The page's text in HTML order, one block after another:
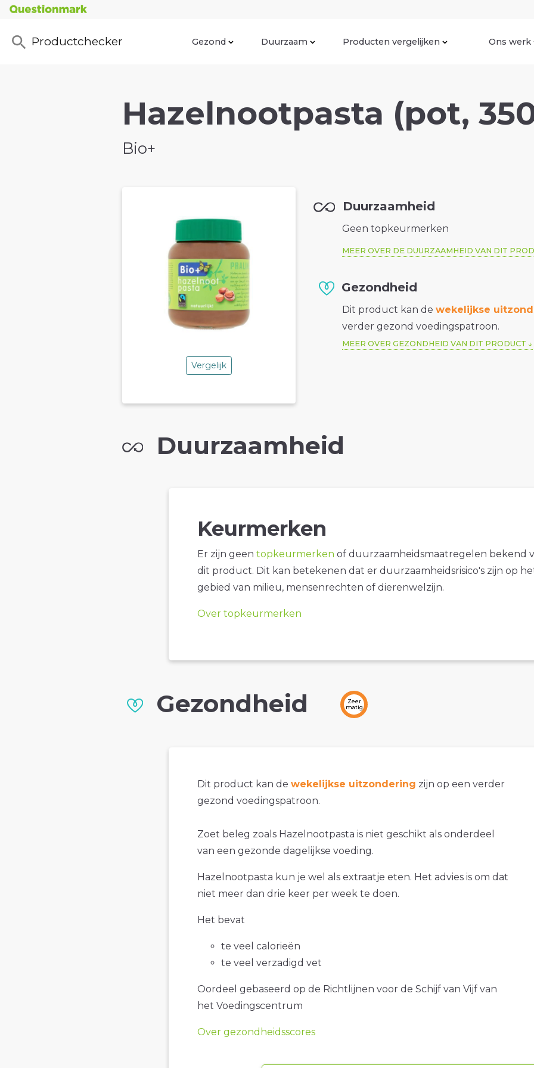
Productchecker Gezond Duurzaam Producten vergelijken Ons werk
Hazelnootpasta (pot,
Bio+
Vergelijk
Duurzaamheid
Geen topkeurmerken
MEER OVER DE DUURZAAMHEID VAN DIT
Gezondheid
Dit product kan dewekelijkse
verder gezond voedingspatroon.
MEER OVER GEZONDHEID VAN DIT PRODUCT
Duurzaamheid
Keurmerken
Er zijn geen topkeurmerken of duurzaamheidsmaatregelen bekend
dit product. Dit kan betekenen dat er duurzaamheidsrisico's zijn op
gebied van milieu, mensenrechten of dierenwelzijn.
Over topkeurmerken
Gezondheid
Zeer
matig
Dit product kan de wekelijkse uitzondering zijn op een verder
gezond voedingspatroon.
Zoet beleg zoals Hazelnootpasta is niet geschikt als onderdeel
van een gezonde dagelijkse voeding.
Hazelnootpasta kun je wel als extraatje eten. Het advies is om dat
niet meer dan drie keer per week te doen.
Het bevat
te veel calorieën
te veel verzadigd vet
Oordeel gebaseerd op de Richtlijnen voor de Schijf van Vijf van
het Voedingscentrum
Over gezondheidsscores